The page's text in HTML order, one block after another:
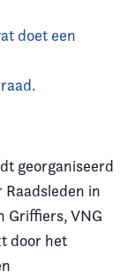
doet een
georganiseerd
in
Griffiers, VNG
door het